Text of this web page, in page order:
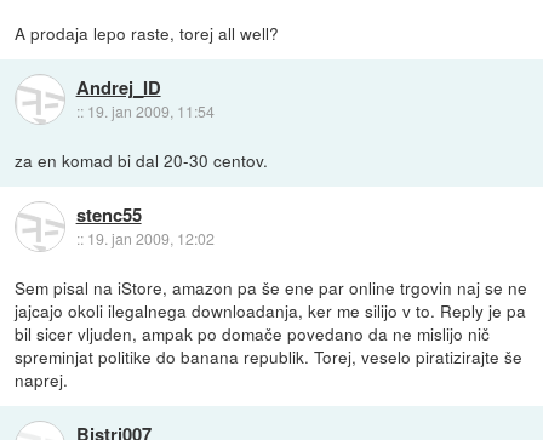
A prodaja lepo raste, torej all well?
Andrej_ID
:: 19. jan 2009, 11:54
za en komad bi dal 20-30 centov.
stenc55
:: 19. jan 2009, 12:02
Sem pisal na iStore, amazon pa še ene par online trgovin naj se ne
jajcajo okoli ilegalnega downloadanja, ker me silijo v to. Reply je pa
bil sicer vljuden, ampak po domače povedano da ne mislijo nič
spreminjat politike do banana republik. Torej, veselo piratizirajte še
naprej.
Bistri007